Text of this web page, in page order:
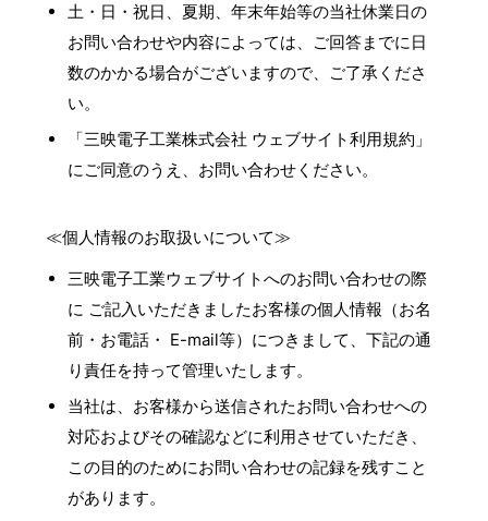
土・日・祝日、夏期、年末年始等の当社休業日の
お問い合わせや内容によっては、ご回答までに日
数のかかる場合がございますので、ご了承くださ
い。
「三映電子工業株式会社 ウェブサイト利用規約」
にご同意のうえ、お問い合わせください。
≪個人情報のお取扱いについて≫
三映電子工業ウェブサイトへのお問い合わせの際
に ご記入いただきましたお客様の個人情報（お名
前・お電話・ E-mail等）につきまして、下記の通
り責任を持って管理いたします。
当社は、お客様から送信されたお問い合わせへの
対応およびその確認などに利用させていただき、
この目的のためにお問い合わせの記録を残すこと
があります。